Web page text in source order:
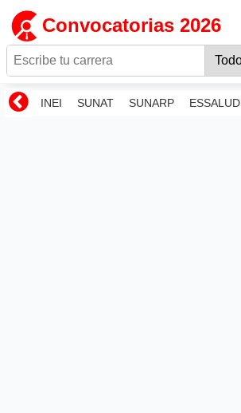
Convocatorias 2026
INEI SUNAT SUNARP ESSALUD